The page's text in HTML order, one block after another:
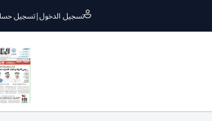
تسجيل الدخول|تسجيل